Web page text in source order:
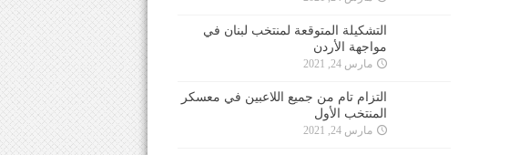
التشكيلة المتوقعة لمنتخب لبنان في
مواجهة الأردن
مارس 24, 2021
التزام تام من جميع اللاعبين في معسكر
المنتخب الأول
مارس 24, 2021